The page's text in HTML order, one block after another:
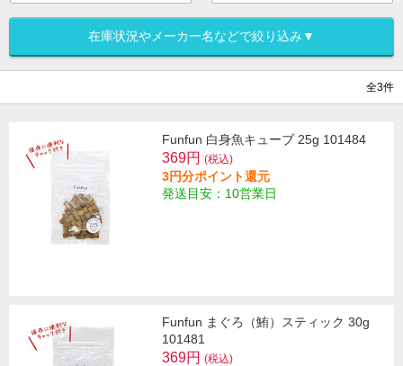
在庫状況やメーカー名などで絞り込み▼
全3件
Funfun 白身魚キューブ 25g 101484
369円 (税込)
3円分ポイント還元
発送目安：10営業日
Funfun まぐろ（鮪）スティック 30g
101481
369円 (税込)